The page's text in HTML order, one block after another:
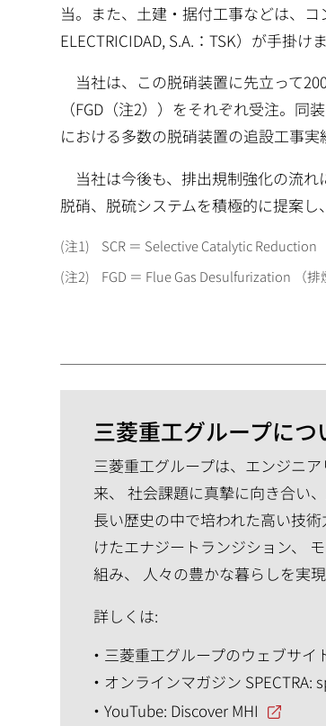
当。また、土建・据付工事などは、コ
ELECTRICIDAD, S.A.：TSK）が手掛けま
当社は、この脱硝装置に先立って
（FGD（注2））をそれぞれ受注。
における多数の脱硝装置の追設工事実
当社は今後も、排出規制強化の流れ
脱硝、脱硫システムを積極的に提案し
1
SCR ＝ Selective Catalytic Reduction
2
FGD ＝ Flue Gas Desulfurization （排
三菱重工グループにつ
三菱重工グループは、エンジニ
来、 社会課題に真摯に向き合い
長い歴史の中で培われた高い技
けたエナジートランジション、
組み、 人々の豊かな暮らしを実現
詳しくは:
三菱重工グループのウェブサイ
オンラインマガジン SPECTRA:
YouTube: Discover MHI